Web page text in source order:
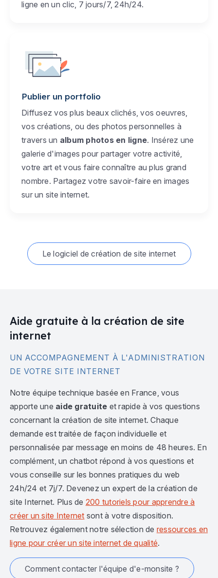
ligne en un clic, 7 jours/7, 24h/24.
Publier un portfolio
Diffusez vos plus beaux clichés, vos oeuvres,
vos créations, ou des photos personnelles à
travers un album photos en ligne. Insérez une
galerie d'images pour partager votre activité,
votre art et vous faire connaître au plus grand
nombre. Partagez votre savoir-faire en images
sur un site internet.
Le logiciel de création de site internet
Aide gratuite à la création de site
internet
UN ACCOMPAGNEMENT À L'ADMINISTRATION
DE VOTRE SITE INTERNET
Notre équipe technique basée en France, vous
apporte une aide gratuite et rapide à vos questions
concernant la création de site internet. Chaque
demande est traitée de façon individuelle et
personnalisée par message en moins de 48 heures. En
complément, un chatbot répond à vos questions et
vous conseille sur les bonnes pratiques du web
24h/24 et 7j/7. Devenez un expert de la création de
site Internet. Plus de 200 tutoriels pour apprendre à
créer un site Internet sont à votre disposition.
Retrouvez également notre sélection de ressources en
ligne pour créer un site internet de qualité.
Comment contacter l'équipe d'e-monsite ?